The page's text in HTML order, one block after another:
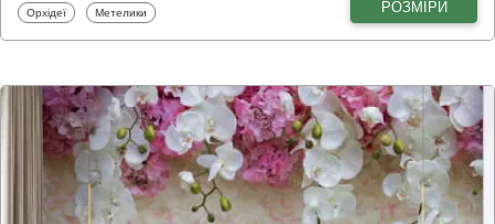
Фотошпалери
Орхідеї Фотошпалери
Метелики РОЗМІРИ